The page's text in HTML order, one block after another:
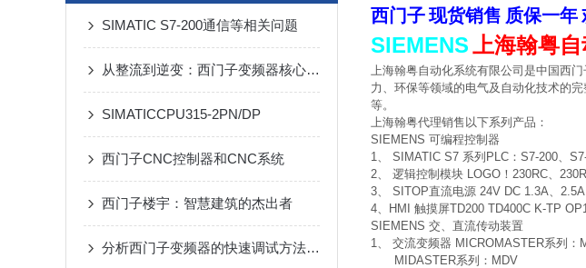
SIMATIC S7-200通信等相关问题
从整流到逆变：西门子变频器核心工作原理全解析
SIMATICCPU315-2PN/DP
西门子CNC控制器和CNC系统
西门子楼宇：智慧建筑的杰出者
分析西门子变频器的快速调试方法与步骤
西门子现货销售 质保一年
SIEMENS上海翰粤
上海翰粤自动化系统有限公司是中国西
力、环保等领域的电气及自动化技术的
等。
上海翰粤代理销售以下系列产品：
SIEMENS 可编程控制器
1、 SIMATIC S7 系列PLC：S7-200、
2、 逻辑控制模块 LOGO！230RC、
3、 SITOP直流电源 24V DC 1.3A、
4、HMI 触摸屏TD200 TD400C K-TP
SIEMENS 交、直流传动装置
1、 交流变频器 MICROMASTER系列
MIDASTER系列：MDV